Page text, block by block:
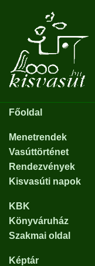
Főoldal
Menetrendek
Vasúttörténet
Rendezvények
Kisvasúti napok
KBK
Könyváruház
Szakmai oldal
Képtár